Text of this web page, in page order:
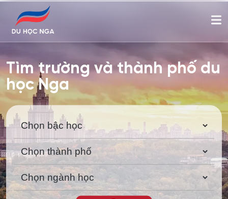
Tìm trường và thành phố du
học Nga